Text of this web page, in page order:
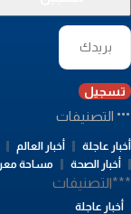
تسجيل
التصنيفات
عاجلة أخبار العالم
أخبار الصحة
مساحة
أخبار عاجلة